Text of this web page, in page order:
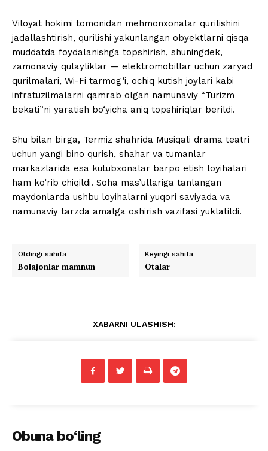
Viloyat hokimi tomonidan mehmonxonalar qurilishini
jadallashtirish, qurilishi yakunlangan obyektlarni qisqa
muddatda foydalanishga topshirish, shuningdek,
zamonaviy qulayliklar — elektromobillar uchun zaryad
qurilmalari, Wi-Fi tarmog‘i, ochiq kutish joylari kabi
infratuzilmalarni qamrab olgan namunaviy “Turizm
bekati”ni yaratish bo‘yicha aniq topshiriqlar berildi.
Shu bilan birga, Termiz shahrida Musiqali drama teatri
uchun yangi bino qurish, shahar va tumanlar
markazlarida esa kutubxonalar barpo etish loyihalari
ham ko‘rib chiqildi. Soha mas’ullariga tanlangan
maydonlarda ushbu loyihalarni yuqori saviyada va
namunaviy tarzda amalga oshirish vazifasi yuklatildi.
Oldingi sahifa
Bolajonlar mamnun
Keyingi sahifa
Otalar
XABARNI ULASHISH:
Obuna bo‘ling